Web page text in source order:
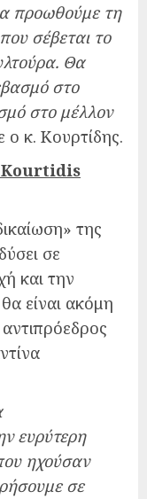
προωθούμε τη
σέβεται το
Θα
στο
στο μέλλον
κ. Κουρτίδης.
της
σε
και την
είναι ακόμη
ευρύτερη
ηχούσαν
σε